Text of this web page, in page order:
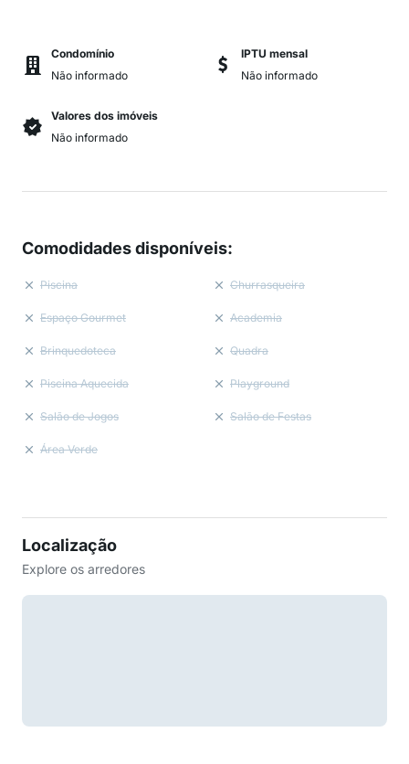
Condomínio
Não informado
IPTU mensal
Não informado
Valores dos imóveis
Não informado
Comodidades disponíveis:
Piscina Churrasqueira
Espaço Gourmet Academia
Brinquedoteca Quadra
Piscina Aquecida Playground
Salão de Jogos Salão de Festas
Área Verde
Localização
Explore os arredores